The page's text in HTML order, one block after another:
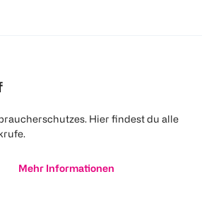
Hier findest du alle
Mehr Informationen